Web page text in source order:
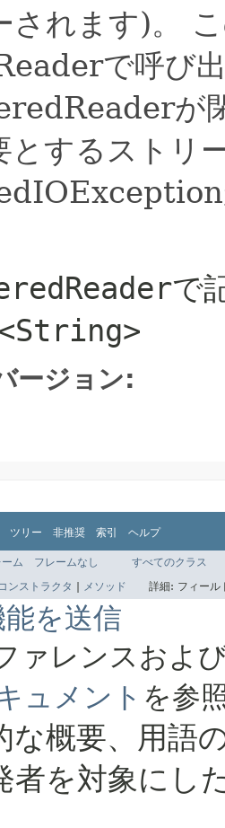
れます)。
で呼び
が
とするストリ
で
ージョン:
ツリー 非推奨 索引 ヘルプ
ム フレームなし
すべてのクラス
コンストラクタ メソッド 詳細: フィー
を送信
ァレンスおよ
ュメント を参
な概要、用語
者を対象にし